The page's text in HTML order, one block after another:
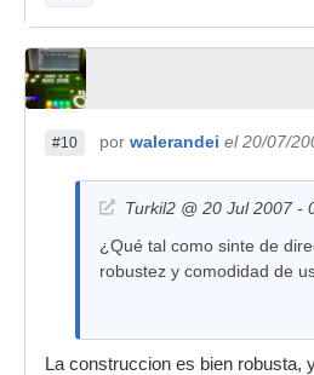
#10 por walerandei el 20/07/
Turkil2 @ 20 Jul 2007 -
¿Qué tal como sinte de
robustez y comodidad de
La construccion es bien robusta,